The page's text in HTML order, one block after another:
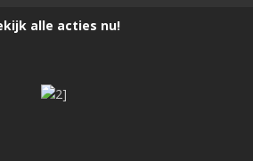
alle acties nu!